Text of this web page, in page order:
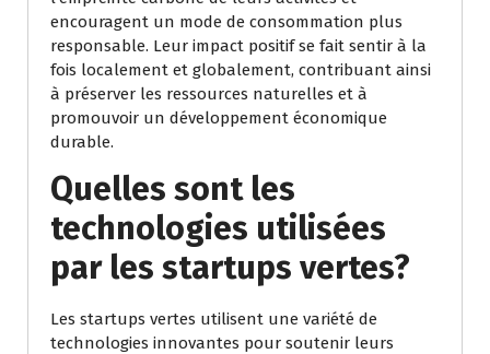
encouragent un mode de consommation plus
responsable. Leur impact positif se fait sentir à la
fois localement et globalement, contribuant ainsi
à préserver les ressources naturelles et à
promouvoir un développement économique
durable.
Quelles sont les
technologies utilisées
par les startups vertes?
Les startups vertes utilisent une variété de
technologies innovantes pour soutenir leurs